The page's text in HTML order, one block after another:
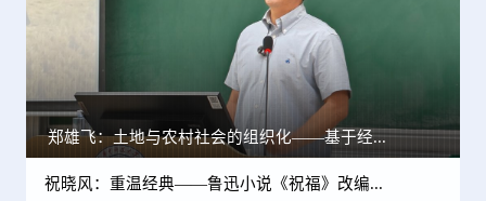
郑雄飞：土地与农村社会的组织化——基于经...
祝晓风：重温经典——鲁迅小说《祝福》改编...